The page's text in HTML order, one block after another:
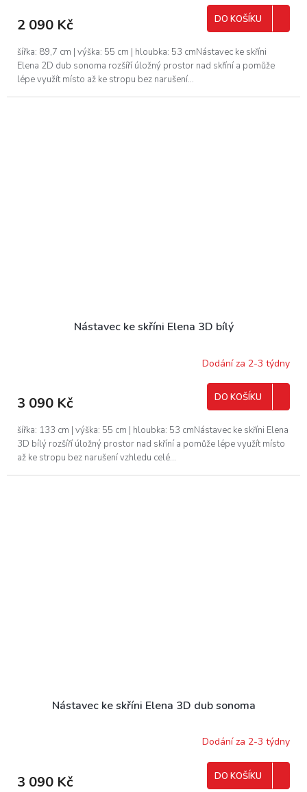
2 090 Kč DO KOŠÍKU
šířka: 89,7 cm | výška: 55 cm | hloubka: 53 cmNástavec ke skříni
Elena 2D dub sonoma rozšíří úložný prostor nad skříní a pomůže
lépe využít místo až ke stropu bez narušení...
Nástavec ke skříni Elena 3D bílý
Dodání za 2-3 týdny
3 090 Kč DO KOŠÍKU
šířka: 133 cm | výška: 55 cm | hloubka: 53 cmNástavec ke skříni Elena
3D bílý rozšíří úložný prostor nad skříní a pomůže lépe využít místo
až ke stropu bez narušení vzhledu celé...
Nástavec ke skříni Elena 3D dub sonoma
Dodání za 2-3 týdny
3 090 Kč DO KOŠÍKU